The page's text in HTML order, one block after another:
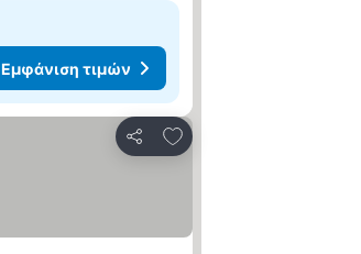
Εμφάνιση τιμών
Κοινοποίηση
Προσθήκη στα